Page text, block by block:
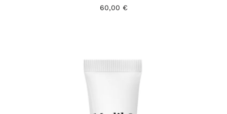
60,00 €